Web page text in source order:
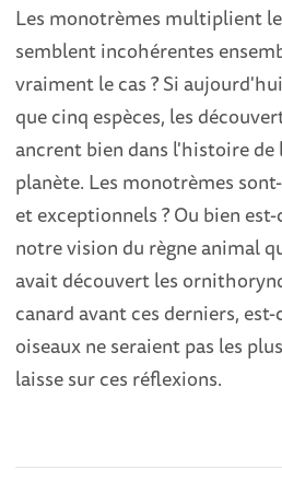
Les monotrèmes multiplient
semblent incohérentes
vraiment le cas ? Si
que cinq espèces, les
ancrent bien dans l'histoire de
planète. Les monotrèmes
et exceptionnels ? Ou bien
notre vision du règne animal
avait découvert les
canard avant ces derniers, est-
oiseaux ne seraient pas les
laisse sur ces réflexions.